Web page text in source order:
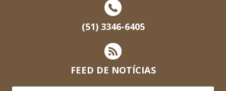
(51) 3346-6405
FEED DE NOTÍCIAS